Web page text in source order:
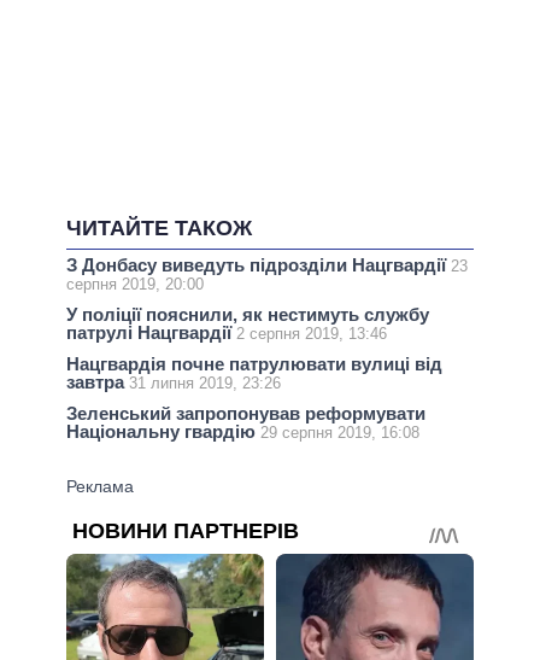
ЧИТАЙТЕ ТАКОЖ
З Донбасу виведуть підрозділи Нацгвардії 23
серпня 2019, 20:00
У поліції пояснили, як нестимуть службу
патрулі Нацгвардії 2 серпня 2019, 13:46
Нацгвардія почне патрулювати вулиці від
завтра 31 липня 2019, 23:26
Зеленський запропонував реформувати
Національну гвардію 29 серпня 2019, 16:08